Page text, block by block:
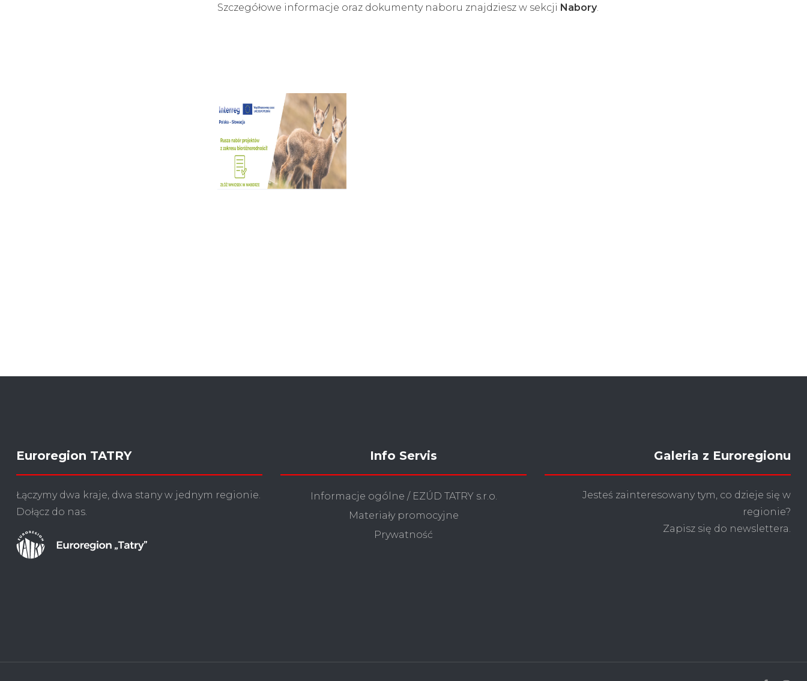
Szczegółowe informacje oraz dokumenty naboru znajdziesz w sekcji Nabory.
Euroregion TATRY
Łączymy dwa kraje, dwa stany w jednym regionie.
Dołącz do nas.
Info Servis
Informacje ogólne / EZÚD TATRY s.r.o.
Materiały promocyjne
Prywatność
Galeria z Euroregionu
Jesteś zainteresowany tym, co dzieje się w
regionie?
Zapisz się do newslettera.